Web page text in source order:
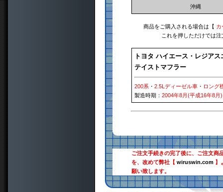
沖縄
商品をご購入される場合は【 カ
これを押しただけでは
トヨタ ハイエース・レジアス
テイストマフラー
200系 ・ 2.5Lディーゼル車・ ロング
製造時期： 2004年8月(平成16年8月)
ご注文手続きの完了後に、ご注文商
を、改めて弊社【 wiruswin.com】
願い致します。